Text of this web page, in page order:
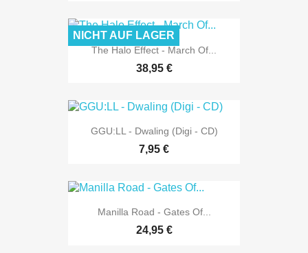
The Halo Effect - March Of...
38,95 €
NICHT AUF LAGER
GGU:LL - Dwaling (Digi - CD)
7,95 €
Manilla Road - Gates Of...
24,95 €